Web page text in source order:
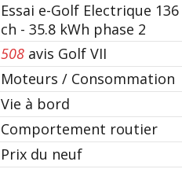
Essai e-Golf Electrique 136
ch - 35.8 kWh phase 2
508 avis Golf VII
Moteurs / Consommation
Vie à bord
Comportement routier
Prix du neuf